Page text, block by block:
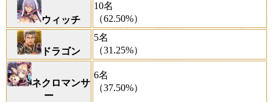
ウィッチ
10名
（62.50%）
ドラゴン
5名
（31.25%）
ネクロマンサ
ー
6名
（37.50%）